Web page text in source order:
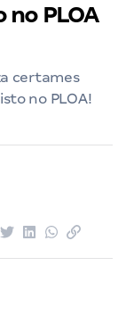
no PLOA
certames
no PLOA!